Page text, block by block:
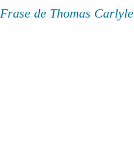
Frase de Thomas Carlyle